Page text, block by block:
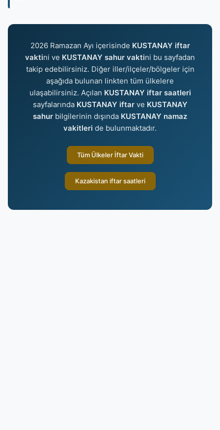
2026 Ramazan Ayı içerisinde KUSTANAY iftar
vaktini ve KUSTANAY sahur vaktini bu sayfadan
takip edebilirsiniz. Diğer iller/ilçeler/bölgeler için
aşağıda bulunan linkten tüm ülkelere
ulaşabilirsiniz. Açılan KUSTANAY iftar saatleri
sayfalarında KUSTANAY iftarve KUSTANAY
sahur bilgilerinin dışında KUSTANAY namaz
vakitleri de bulunmaktadır.
Tüm Ülkeler İftar Vakti
Kazakistan iftar saatleri